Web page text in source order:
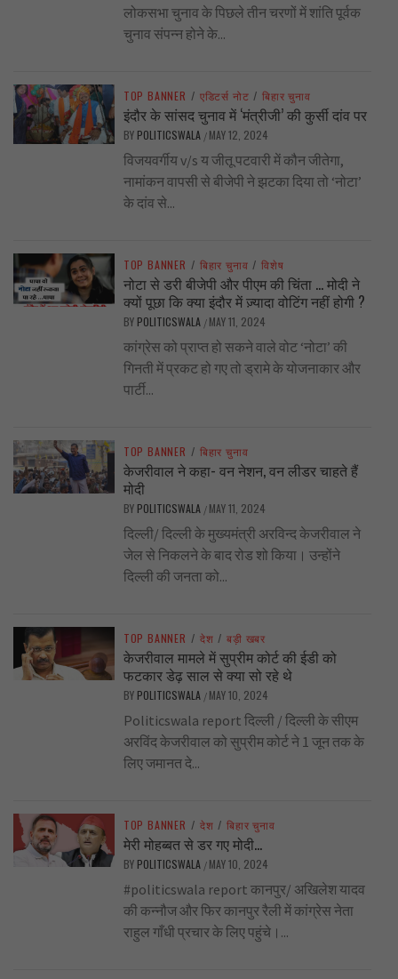
लोकसभा चुनाव के पिछले तीन चरणों में शांति पूर्वक
चुनाव संपन्न होने के...
TOP BANNER / एडिटर्स नोट / बिहार चुनाव
इंदौर के सांसद चुनाव में ‘मंत्रीजी’ की कुर्सी दांव पर
BY POLITICSWALA / MAY 12, 2024
विजयवर्गीय v/s य जीतू पटवारी में कौन जीतेगा,
नामांकन वापसी से बीजेपी ने झटका दिया तो ‘नोटा’
के दांव से...
TOP BANNER / बिहार चुनाव / विशेष
नोटा से डरी बीजेपी और पीएम की चिंता … मोदी ने
क्यों पूछा कि क्या इंदौर में ज़्यादा वोटिंग नहीं होगी ?
BY POLITICSWALA / MAY 11, 2024
कांग्रेस को प्राप्त हो सकने वाले वोट ‘नोटा’ की
गिनती में प्रकट हो गए तो ड्रामे के योजनाकार और
पार्टी...
TOP BANNER / बिहार चुनाव
केजरीवाल ने कहा- वन नेशन, वन लीडर चाहते हैं
मोदी
BY POLITICSWALA / MAY 11, 2024
दिल्ली/ दिल्ली के मुख्यमंत्री अरविन्द केजरीवाल ने
जेल से निकलने के बाद रोड शो किया। उन्होंने
दिल्ली की जनता को...
TOP BANNER / देश / बड़ी खबर
केजरीवाल मामले में सुप्रीम कोर्ट की ईडी को
फटकार डेढ़ साल से क्या सो रहे थे
BY POLITICSWALA / MAY 10, 2024
Politicswala report दिल्ली / दिल्ली के सीएम
अरविंद केजरीवाल को सुप्रीम कोर्ट ने 1 जून तक के
लिए जमानत दे...
TOP BANNER / देश / बिहार चुनाव
मेरी मोहब्बत से डर गए मोदी…
BY POLITICSWALA / MAY 10, 2024
#politicswala report कानपुर/ अखिलेश यादव
की कन्नौज और फिर कानपुर रैली में कांग्रेस नेता
राहुल गाँधी प्रचार के लिए पहुंचे।...